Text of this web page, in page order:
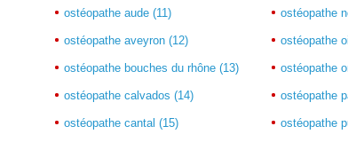
ostéopathe aude (11)
ostéopathe aveyron (12)
ostéopathe bouches du rhône (13)
ostéopathe calvados (14)
ostéopathe cantal (15)
ostéopathe
ostéopathe
ostéopathe
ostéopathe
ostéopathe